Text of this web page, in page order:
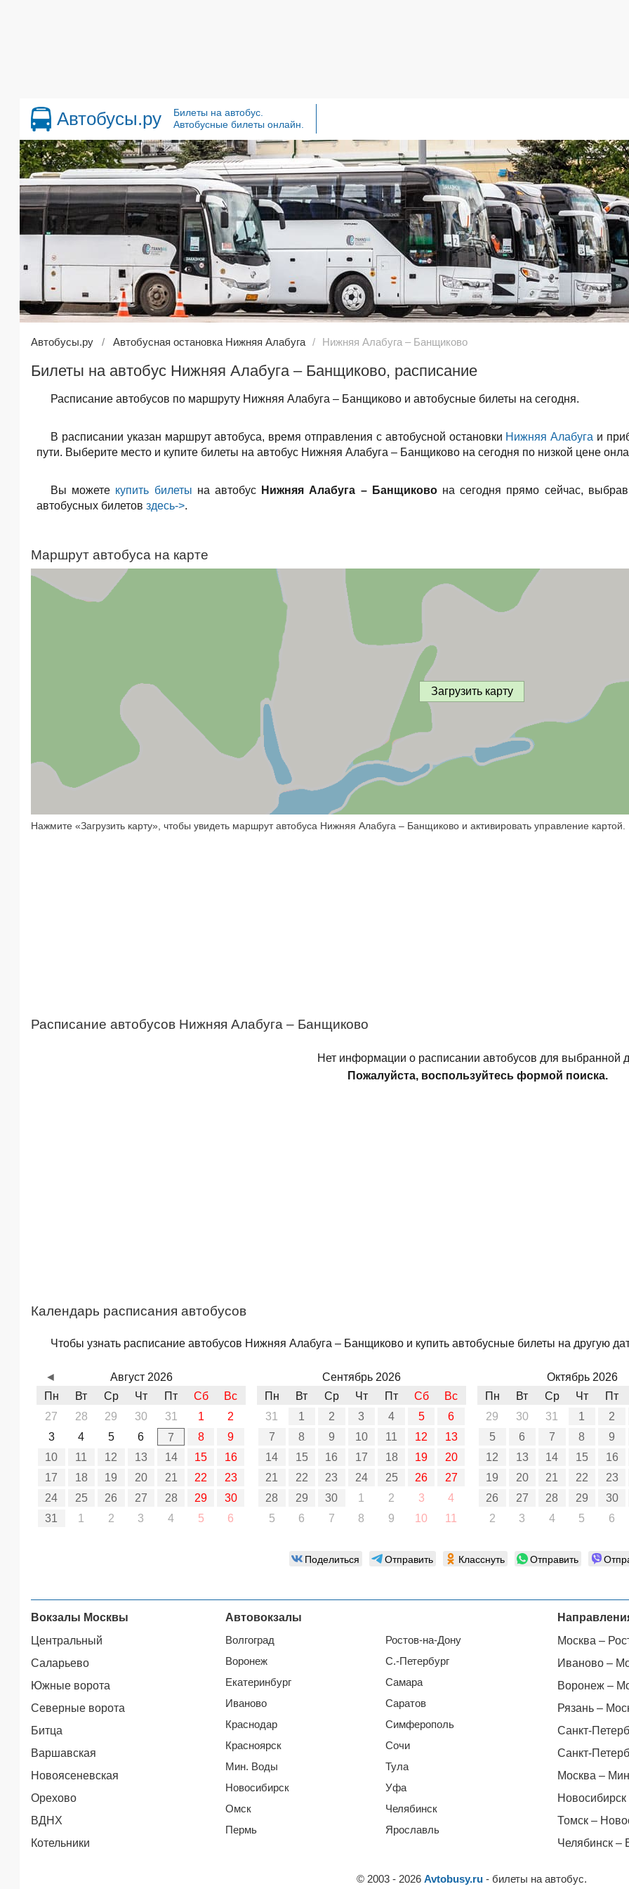
Автобусы.ру
Билеты на автобус.
Автобусные билеты онлайн.
Автобусы.ру Автобусная остановка Нижняя Алабуга Нижняя Алабуга – Банщиково
Билеты на автобус Нижняя Алабуга – Банщиково, расписание
Расписание автобусов по маршруту Нижняя Алабуга – Банщиково и автобусные билеты на сегодня.
В расписании указан маршрут автобуса, время отправления с автобусной остановки Нижняя Алабуга и
пути. Выберите место и купите билеты на автобус Нижняя Алабуга – Банщиково на сегодня по низкой цене
Вы можете купить билеты на автобус Нижняя Алабуга – Банщиковона сегодня прямо сейчас,
автобусных билетов здесь->.
Маршрут автобуса на карте
Загрузить карту
Нажмите «Загрузить карту», чтобы увидеть маршрут автобуса Нижняя Алабуга – Банщиково и активировать управление картой.
Расписание автобусов Нижняя Алабуга – Банщиково
Нет информации о расписании автобусов для выбранной
Пожалуйста, воспользуйтесь формой поиска.
Календарь расписания автобусов
Чтобы узнать расписание автобусов Нижняя Алабуга – Банщиково и купить автобусные билеты на другую
Август 2026
Пн
Вт Ср Чт Пт Сб
Вс
27
28 29 30 31 1
2
3
4 5 6 7 8
9
10
11 12 13 14 15
16
17
18 19 20 21 22
23
24
25 26 27 28 29
30
31
1 2 3 4 5 6
Сентябрь 2026
Пн
Вт Ср Чт Пт Сб
Вс
31
1 2 3 4 5
6
7
8 9 10 11 12
13
14
15 16 17 18 19
20
21
22 23 24 25 26
27
28
29 30 1 2 3
4
5
6 7 8 9 10 11
Октябрь 2026
Пн
Вт Ср Чт
Пт
29
30 31 1
2
5
6 7 8
9
12
13 14 15
16
19
20 21 22
23
26
27 28 29
30
2
3 4 5 6
◄
Поделиться Отправить Класснуть Отправить
Вокзалы Москвы
Центральный
Саларьево
Южные ворота
Северные ворота
Битца
Варшавская
Новоясеневская
Орехово
ВДНХ
Котельники
Автовокзалы
Волгоград
Воронеж
Екатеринбург
Иваново
Краснодар
Красноярск
Мин. Воды
Новосибирск
Омск
Пермь
Ростов-на-Дону
С.-Петербург
Самара
Саратов
Симферополь
Сочи
Тула
Уфа
Челябинск
Ярославль
Москва –
Иваново –
Воронеж –
Рязань –
Санкт-
Санкт-
Москва –
Томск –
Челябинск –
© 2003 - 2026 Avtobusy.ru - билеты на автобус.